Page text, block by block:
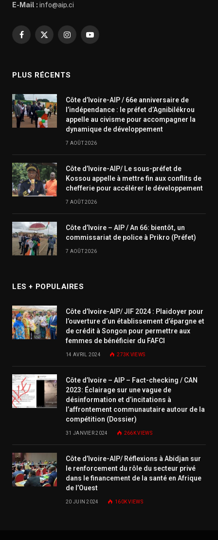
E-Mail : info@aip.ci
Facebook
X
InstagramYouTube
PLUS RÉCENTS
Côte d’Ivoire-AIP / 66e anniversaire de
l’indépendance : le préfet d’Agnibilékrou
appelle au civisme pour accompagner la
dynamique de développement
7 AOÛT 2026
Côte d’Ivoire-AIP/ Le sous-préfet de
Kossou appelle à mettre fin aux conflits de
chefferie pour accélérer le développement
7 AOÛT 2026
Côte d’Ivoire – AIP / An 66: bientôt, un
commissariat de police à Prikro (Préfet)
7 AOÛT 2026
LES + POPULAIRES
Côte d’Ivoire-AIP/ JIF 2024 : Plaidoyer pour
l’ouverture d’un établissement d’épargne et
de crédit à Songon pour permettre aux
femmes de bénéficier du FAFCI
14 AVRIL 2024 273K VIEWS
Côte d’Ivoire – AIP – Fact-checking / CAN
2023: Éclairage sur une vague de
désinformation et d’incitations à
l’affrontement communautaire autour de la
compétition (Dossier)
31 JANVIER 2024 266KVIEWS
Côte d’Ivoire-AIP/ Réflexions à Abidjan sur
le renforcement du rôle du secteur privé
dans le financement de la santé en Afrique
de l’Ouest
20 JUIN 2024 160KVIEWS